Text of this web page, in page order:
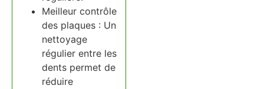
Meilleur contrôle
des plaques : Un
nettoyage
régulier entre les
dents permet de
réduire